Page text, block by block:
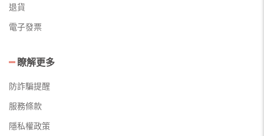
退貨
電子發票
瞭解更多
防詐騙提醒
服務條款
隱私權政策